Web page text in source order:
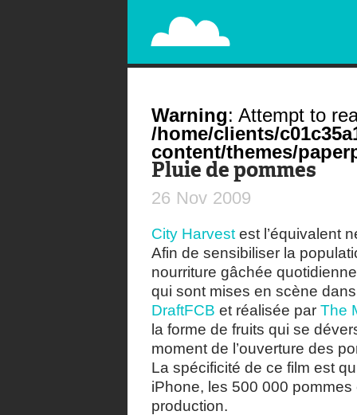
PAPERPLANE
STREET, AMBIENT, GUÉRILLA MARKETING
Warning: Attempt to
/home/clients/
content/themes/
Pluie de pommes
26 Nov 2009
City Harvest est l’équivalent
Afin de sensibiliser la
nourriture gâchée
qui sont mises en scène
DraftFCB et réalisée par The
la forme de fruits qui se
moment de l’ouverture des
La spécificité de ce film est
iPhone, les 500 000 pommes
production.